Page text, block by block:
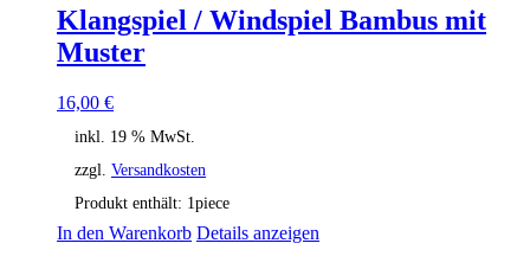
Klangspiel / Windspiel Bambus mit
Muster
16,00 €
inkl. 19 % MwSt.
zzgl. Versandkosten
Produkt enthält: 1piece
In den Warenkorb Details anzeigen